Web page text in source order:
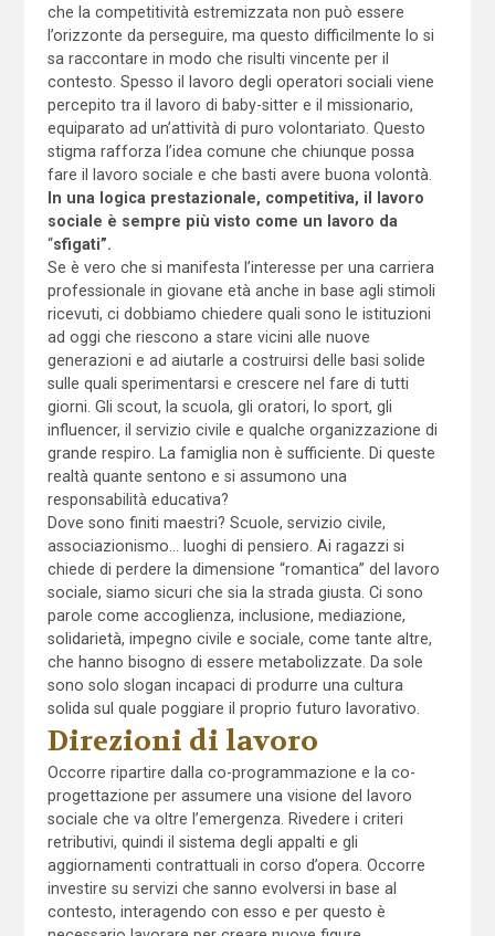
che la competitività estremizzata non può essere
l’orizzonte da perseguire, ma questo difficilmente lo si
sa raccontare in modo che risulti vincente per il
contesto. Spesso il lavoro degli operatori sociali viene
percepito tra il lavoro di baby-sitter e il missionario,
equiparato ad un’attività di puro volontariato. Questo
stigma rafforza l’idea comune che chiunque possa
fare il lavoro sociale e che basti avere buona volontà.
In una logica prestazionale, competitiva, il lavoro
sociale è sempre più visto come un lavoro da
“sfigati”.
Se è vero che si manifesta l’interesse per una carriera
professionale in giovane età anche in base agli stimoli
ricevuti, ci dobbiamo chiedere quali sono le istituzioni
ad oggi che riescono a stare vicini alle nuove
generazioni e ad aiutarle a costruirsi delle basi solide
sulle quali sperimentarsi e crescere nel fare di tutti
giorni. Gli scout, la scuola, gli oratori, lo sport, gli
influencer, il servizio civile e qualche organizzazione di
grande respiro. La famiglia non è sufficiente. Di queste
realtà quante sentono e si assumono una
responsabilità educativa?
Dove sono finiti maestri? Scuole, servizio civile,
associazionismo… luoghi di pensiero. Ai ragazzi si
chiede di perdere la dimensione “romantica” del lavoro
sociale, siamo sicuri che sia la strada giusta. Ci sono
parole come accoglienza, inclusione, mediazione,
solidarietà, impegno civile e sociale, come tante altre,
che hanno bisogno di essere metabolizzate. Da sole
sono solo slogan incapaci di produrre una cultura
solida sul quale poggiare il proprio futuro lavorativo.
Direzioni di lavoro
Occorre ripartire dalla co-programmazione e la co-
progettazione per assumere una visione del lavoro
sociale che va oltre l’emergenza. Rivedere i criteri
retributivi, quindi il sistema degli appalti e gli
aggiornamenti contrattuali in corso d’opera. Occorre
investire su servizi che sanno evolversi in base al
contesto, interagendo con esso e per questo è